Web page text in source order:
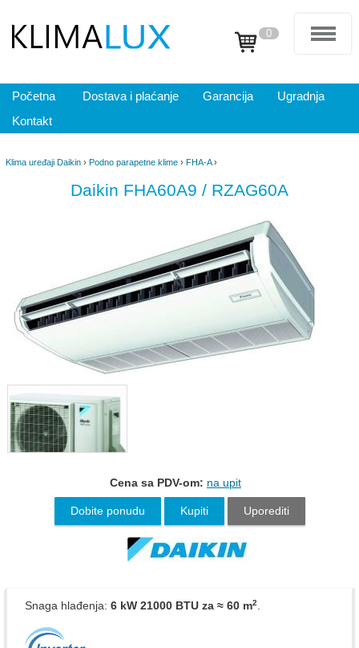
0
Početna Dostava i plaćanje Garancija
Ugradnja
Kontakt
Klima uređaji Daikin › Podno parapetne klime › FHA-A›
Daikin FHA60A9 / RZAG60A
Cena sa PDV-om: na upit
Dobite ponudu Kupiti Uporediti
Snaga hlađenja: 6 kW 21000 BTU za ≈ 60 m2.